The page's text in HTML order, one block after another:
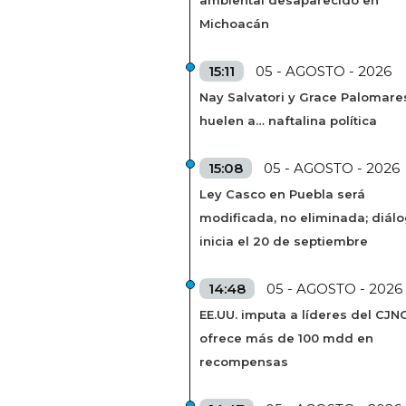
Michoacán
15:11 05 - AGOSTO - 2026
Nay Salvatori y Grace
huelen a… naftalina política
15:08 05 - AGOSTO - 2026
Ley Casco en Puebla será
modificada, no eliminada;
inicia el 20 de septiembre
14:48 05 - AGOSTO - 2026
EE.UU. imputa a líderes del
ofrece más de 100 mdd en
recompensas